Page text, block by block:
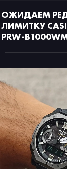
ОЖИДАЕМ
ЛИМИТКУ
PRW-